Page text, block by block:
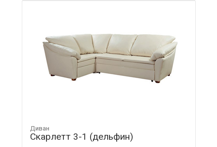
Диван
Скарлетт 3-1 (дельфин)